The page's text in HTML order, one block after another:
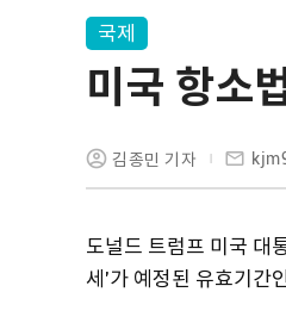
국제
미국 항소
김종민 기자
도널드 트럼프 미국 대
세'가 예정된 유효기간